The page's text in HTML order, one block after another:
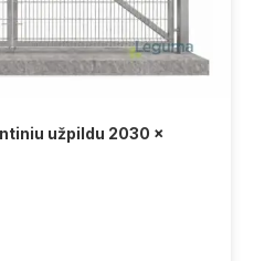
užpildu 2030 x